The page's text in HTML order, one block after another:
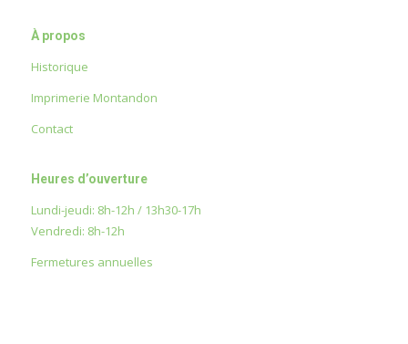
À propos
Historique
Imprimerie Montandon
Contact
Heures d’ouverture
Lundi-jeudi: 8h-12h / 13h30-17h
Vendredi: 8h-12h
Fermetures annuelles